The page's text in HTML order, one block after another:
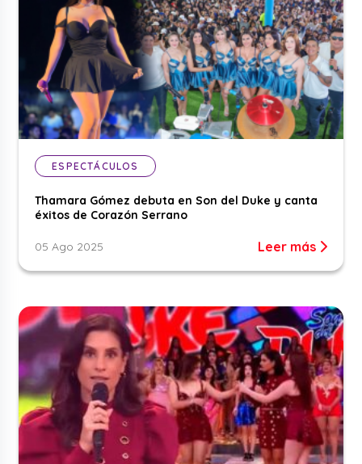
ESPECTÁCULOS
Thamara Gómez debuta en Son del Duke y canta
éxitos de Corazón Serrano
05 Ago 2025 Leer más